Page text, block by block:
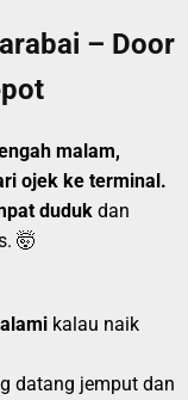
– Door
malam,
ojek ke terminal.
duduk dan
🤯
kalau naik
datang jemput dan